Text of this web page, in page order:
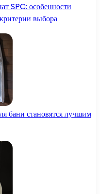
SPC: особенности
выбора
бани становятся лучшим